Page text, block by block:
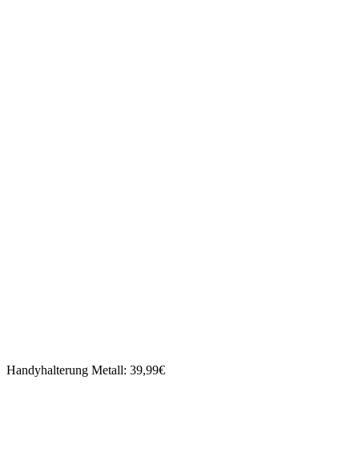
Handyhalterung Metall: 39,99€